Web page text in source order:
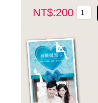
NT$:200